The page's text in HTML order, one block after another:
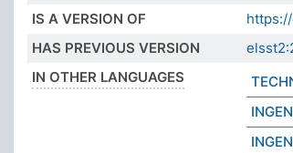
IS A VERSION OF
HAS PREVIOUS VERSION
IN OTHER LANGUAGES